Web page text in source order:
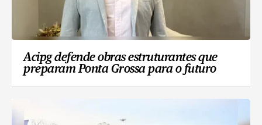
Acipg defende obras estruturantes que
preparam Ponta Grossa para o futuro